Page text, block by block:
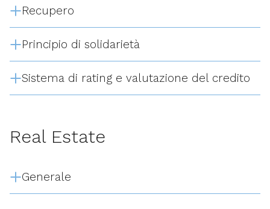
Recupero
Principio di solidarietà
Sistema di rating e valutazione del credito
Real Estate
Generale